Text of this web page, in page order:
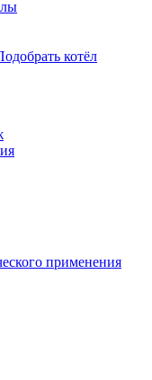
котёл
применения